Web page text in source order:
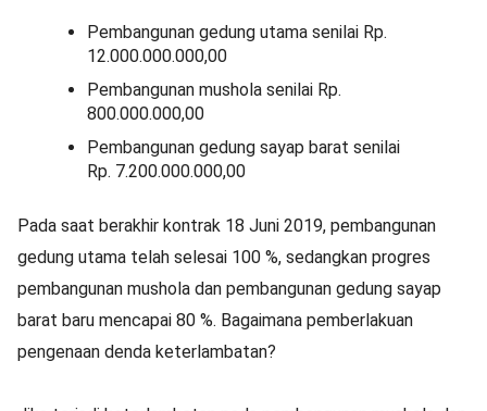
Pembangunan gedung utama senilai Rp.
12.000.000.000,00
Pembangunan mushola senilai Rp.
800.000.000,00
Pembangunan gedung sayap barat senilai
Rp. 7.200.000.000,00
Pada saat berakhir kontrak 18 Juni 2019, pembangunan
gedung utama telah selesai 100 %, sedangkan progres
pembangunan mushola dan pembangunan gedung sayap
barat baru mencapai 80 %. Bagaimana pemberlakuan
pengenaan denda keterlambatan?